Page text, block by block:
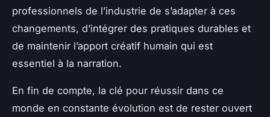
professionnels de l’industrie de s’adapter à ces
changements, d’intégrer des pratiques durables et
de maintenir l’apport créatif humain qui est
essentiel à la narration.
En fin de compte, la clé pour réussir dans ce
monde en constante évolution est de rester ouvert